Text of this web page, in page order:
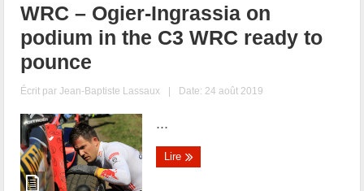
WRC – Ogier-Ingrassia on
podium in the C3 WRC ready to
pounce
Écrit parJean-Baptiste Lassaux | Date: 24 août 2019
...
Lire